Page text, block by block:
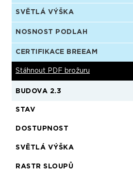
SVĚTLÁ VÝŠKA
NOSNOST PODLAH
CERTIFIKACE BREEAM
Stáhnout PDF brožuru
BUDOVA 2.3
STAV
DOSTUPNOST
SVĚTLÁ VÝŠKA
RASTR SLOUPŮ